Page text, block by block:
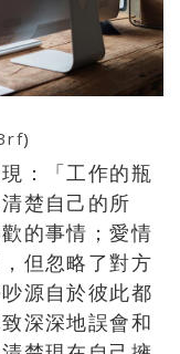
)
：「工作的瓶
楚自己的所
的事情；愛情
但忽略了對方
源自於彼此都
深深地誤會和